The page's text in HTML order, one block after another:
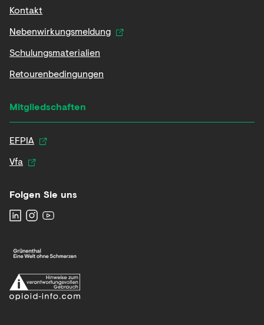
Kontakt
Nebenwirkungsmeldung
Schulungsmaterialien
Retourenbedingungen
Mitgliedschaften
EFPIA
Vfa
Folgen Sie uns